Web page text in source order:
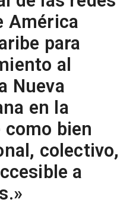
América
para
al
Nueva
en la
como bien
colectivo,
a